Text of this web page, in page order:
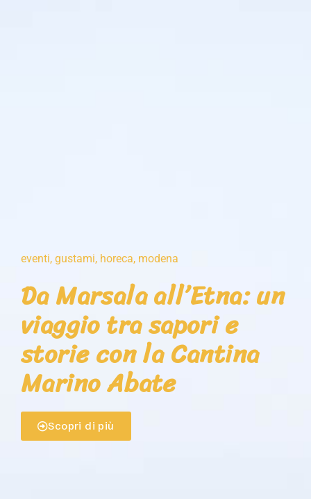
eventi, gustami, horeca, modena
Da Marsala all’Etna: un
viaggio tra sapori e
storie con la Cantina
Marino Abate
Scopri di più